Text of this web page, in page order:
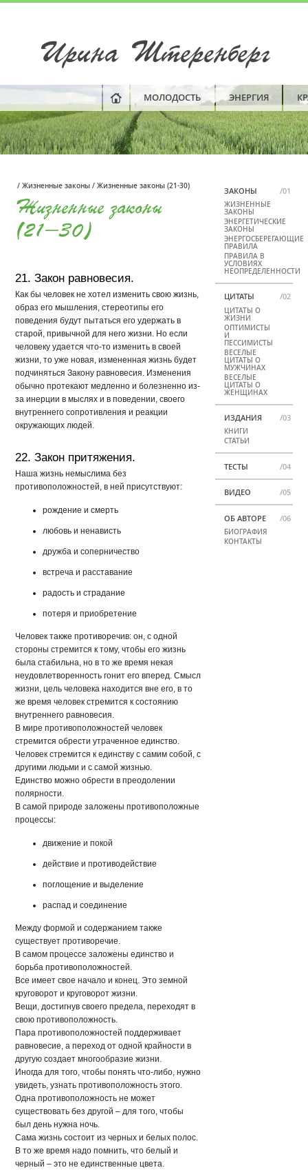
Ирина Штеренберг
МОЛОДОСТЬ ЭНЕРГИЯ
/ Жизненные законы / Жизненные законы (21-30)
Жизненные законы
(21-30)
21. Закон равновесия.
Как бы человек не хотел изменить свою жизнь,
образ его мышления, стереотипы его
поведения будут пытаться его удержать в
старой, привычной для него жизни. Но если
человеку удается что-то изменить в своей
жизни, то уже новая, измененная жизнь будет
подчиняться Закону равновесия. Изменения
обычно протекают медленно и болезненно из-
за инерции в мыслях и в поведении, своего
внутреннего сопротивления и реакции
окружающих людей.
22. Закон притяжения.
Наша жизнь немыслима без
противоположностей, в ней присутствуют:
рождение и смерть
любовь и ненависть
дружба и соперничество
встреча и расставание
радость и страдание
потеря и приобретение
Человек также противоречив: он, с одной
стороны стремится к тому, чтобы его жизнь
была стабильна, но в то же время некая
неудовлетворенность гонит его вперед. Смысл
жизни, цель человека находится вне его, в то
же время человек стремится к состоянию
внутреннего равновесия.
В мире противоположностей человек
стремится обрести утраченное единство.
Человек стремится к единству с самим собой, с
другими людьми и с самой жизнью.
Единство можно обрести в преодолении
полярности.
В самой природе заложены противоположные
процессы:
движение и покой
действие и противодействие
поглощение и выделение
распад и соединение
Между формой и содержанием также
существует противоречие.
В самом процессе заложены единство и
борьба противоположностей.
Все имеет свое начало и конец. Это земной
круговорот и круговорот жизни.
Вещи, достигнув своего предела, переходят в
свою противоположность.
Пара противоположностей поддерживает
равновесие, а переход от одной крайности в
другую создает многообразие жизни.
Иногда для того, чтобы понять что-либо, нужно
увидеть, узнать противоположность этого.
Одна противоположность не может
существовать без другой – для того, чтобы
был день нужна ночь.
Сама жизнь состоит из черных и белых полос.
В то же время надо помнить, что белый и
черный – это не единственные цвета.
/01
ЗАКОНЫ
ЖИЗНЕННЫЕ
ЗАКОНЫ
ЭНЕРГЕТИЧЕСКИЕ
ЗАКОНЫ
ЭНЕРГОСБЕРЕГАЮЩИЕ
ПРАВИЛА
ПРАВИЛА В
УСЛОВИЯХ
НЕОПРЕДЕЛЕННОСТИ
/02
ЦИТАТЫ
ЦИТАТЫ О
ЖИЗНИ
ОПТИМИСТЫ
И
ПЕССИМИСТЫ
ВЕСЕЛЫЕ
ЦИТАТЫ О
МУЖЧИНАХ
ВЕСЕЛЫЕ
ЦИТАТЫ О
ЖЕНЩИНАХ
/03
ИЗДАНИЯ
КНИГИ
СТАТЬИ
/04
ТЕСТЫ
/05
ВИДЕО
/06
ОБ АВТОРЕ
БИОГРАФИЯ
КОНТАКТЫ